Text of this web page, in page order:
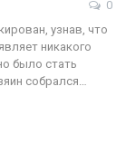
0
узнав, что
никакого
было стать
собрался…